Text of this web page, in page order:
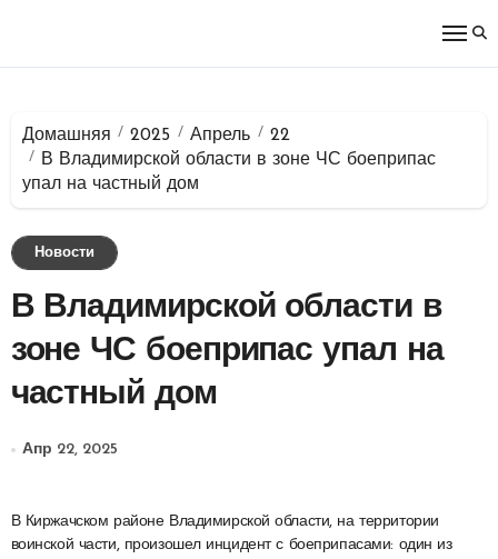
Домашняя 2025 Апрель
22
В Владимирской области в зоне ЧС боеприпас
упал на частный дом
Новости
В Владимирской области в
зоне ЧС боеприпас упал на
частный дом
Апр 22, 2025
В Киржачском районе Владимирской области, на территории
воинской части, произошел инцидент с боеприпасами: один из